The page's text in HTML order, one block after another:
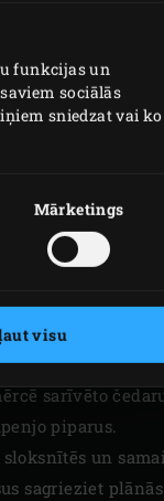
funkcijas un
sociālās
sniedzat vai ko
Mārketings
visu
convEGGtor
garus cepamā
gareniski uz
šalotes.
ielejiet
sarīvēto
piparus.
un
sagrieziet